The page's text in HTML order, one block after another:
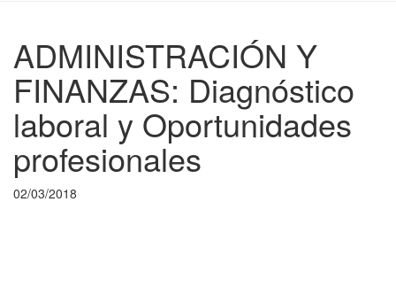
ADMINISTRACIÓN Y
FINANZAS: Diagnóstico
laboral y Oportunidades
profesionales
02/03/2018